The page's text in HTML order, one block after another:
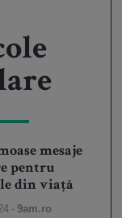
mesaje
pentru
din viață
-9am.ro